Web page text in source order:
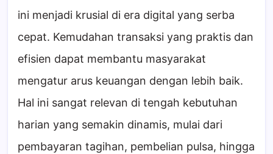
ini menjadi krusial di era digital yang serba
cepat. Kemudahan transaksi yang praktis dan
efisien dapat membantu masyarakat
mengatur arus keuangan dengan lebih baik.
Hal ini sangat relevan di tengah kebutuhan
harian yang semakin dinamis, mulai dari
pembayaran tagihan, pembelian pulsa, hingga